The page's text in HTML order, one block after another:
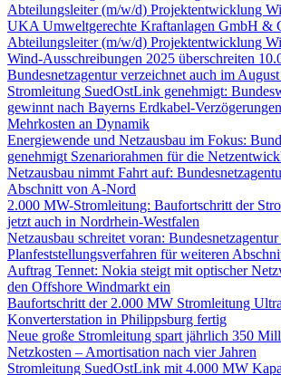
Abteilungsleiter (m/w/d) Projektentwicklung
UKA Umweltgerechte Kraftanlagen GmbH &
Abteilungsleiter (m/w/d) Projektentwicklung
Wind-Ausschreibungen 2025 überschreiten
Bundesnetzagentur verzeichnet auch im
Stromleitung SuedOstLink genehmigt:
gewinnt nach Bayerns Erdkabel-
Mehrkosten an Dynamik
Energiewende und Netzausbau im Fokus:
genehmigt Szenariorahmen für die
Netzausbau nimmt Fahrt auf:
Abschnitt von A-Nord
2.000 MW-Stromleitung: Baufortschritt der
jetzt auch in Nordrhein-Westfalen
Netzausbau schreitet voran:
Planfeststellungsverfahren für weiteren
Auftrag Tennet: Nokia steigt mit optischer
den Offshore Windmarkt ein
Baufortschritt der 2.000 MW Stromleitung
Konverterstation in Philippsburg fertig
Neue große Stromleitung spart jährlich 350
Netzkosten – Amortisation nach vier Jahren
Stromleitung SuedOstLink mit 4.000 MW